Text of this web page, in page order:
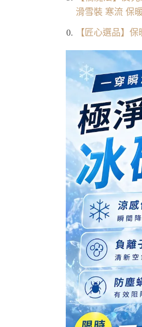
滑雪裝 寒流 保
【匠心選品】